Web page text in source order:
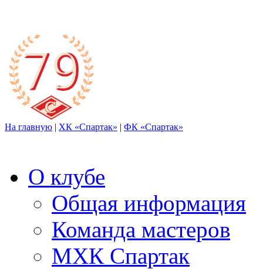
На главную | ХК «Спартак» | ФК «Спартак»
О клубе
Общая информация
Команда мастеров
МХК Спартак